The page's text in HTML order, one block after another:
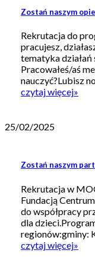
Zostań naszym
Rekrutacja do
pracujesz,
tematyka działań
Pracowałeś/aś
nauczyć?Lubisz
czytaj więcej»
25/02/2025
Zostań naszym
Rekrutacja w
Fundacją
do współpracy
dla
regionów:gminy:
czytaj więcej»